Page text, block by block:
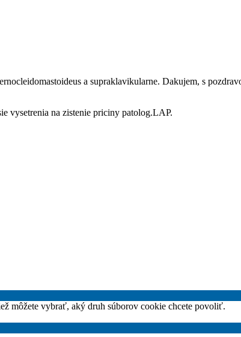
a supraklavikularne. Dakujem, s
vysetrenia na zistenie priciny patolog.LAP.
môžete vybrať, aký druh súborov cookie chcete povoliť.